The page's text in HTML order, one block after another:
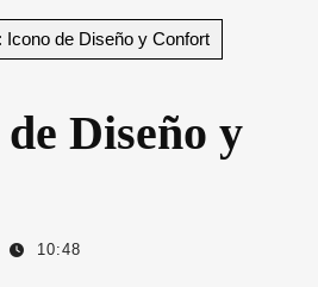
Icono de Diseño y Confort
Diseño y
10:48